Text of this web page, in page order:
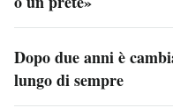
Dopo due anni è
lungo di sempre